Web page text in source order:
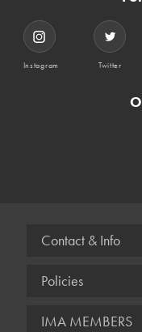
Instagram Twitter
Contact & Info
Policies
IMA MEMBERS